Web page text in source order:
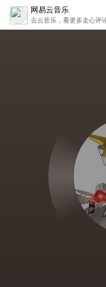
网易云音乐
去云音乐，看更多走心评